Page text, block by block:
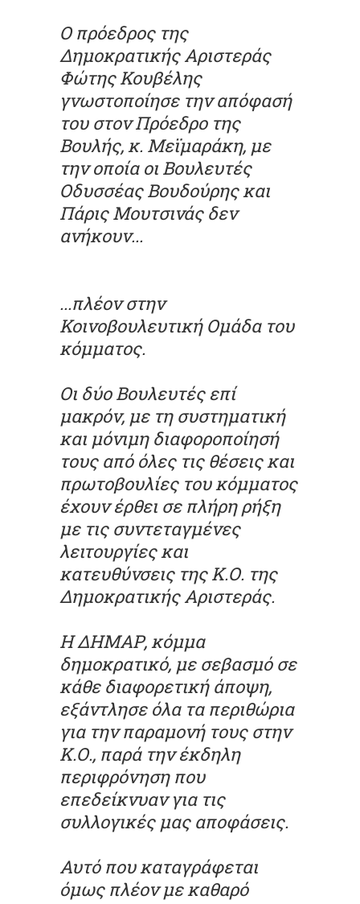
Ο πρόεδρος της
Δημοκρατικής Αριστεράς
Φώτης Κουβέλης
γνωστοποίησε την απόφασή
του στον Πρόεδρο της
Βουλής, κ. Μεϊμαράκη, με
την οποία οι Βουλευτές
Οδυσσέας Βουδούρης και
Πάρις Μουτσινάς δεν
ανήκουν...
...πλέον στην
Κοινοβουλευτική Ομάδα του
κόμματος.
Οι δύο Βουλευτές επί
μακρόν, με τη συστηματική
και μόνιμη διαφοροποίησή
τους από όλες τις θέσεις και
πρωτοβουλίες του κόμματος
έχουν έρθει σε πλήρη ρήξη
με τις συντεταγμένες
λειτουργίες και
κατευθύνσεις της Κ.Ο. της
Δημοκρατικής Αριστεράς.
Η ΔΗΜΑΡ, κόμμα
δημοκρατικό, με σεβασμό σε
κάθε διαφορετική άποψη,
εξάντλησε όλα τα περιθώρια
για την παραμονή τους στην
Κ.Ο., παρά την έκδηλη
περιφρόνηση που
επεδείκνυαν για τις
συλλογικές μας αποφάσεις.
Αυτό που καταγράφεται
όμως πλέον με καθαρό